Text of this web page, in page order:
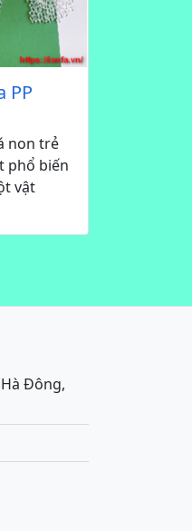
PP
non trẻ
phổ biến
vật
Hà Đông,